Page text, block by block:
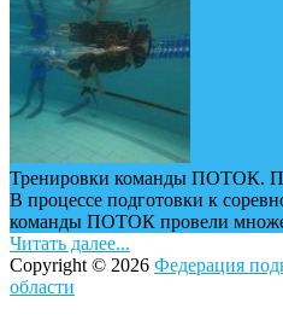
Тренировки команды ПОТОК.
В процессе подготовки к
команды ПОТОК провели
Читать далее...
Copyright © 2026 Федерация
области